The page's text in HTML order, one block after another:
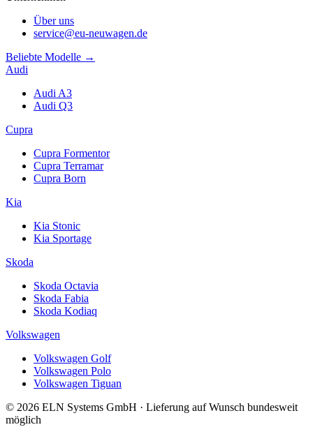
Über uns
service@eu-neuwagen.de
Beliebte Modelle →
Audi
Audi A3
Audi Q3
Cupra
Cupra Formentor
Cupra Terramar
Cupra Born
Kia
Kia Stonic
Kia Sportage
Skoda
Skoda Octavia
Skoda Fabia
Skoda Kodiaq
Volkswagen
Volkswagen Golf
Volkswagen Polo
Volkswagen Tiguan
© 2026 ELN Systems GmbH · Lieferung auf Wunsch bundesweit
möglich